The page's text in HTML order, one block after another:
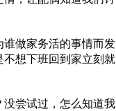
做家务活的事情而发
想下班回到家立刻就
尝试过，怎么知道我